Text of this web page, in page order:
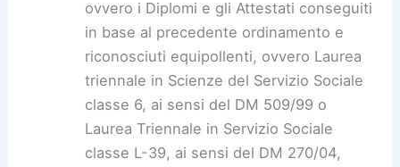
ovvero i Diplomi e gli Attestati conseguiti
in base al precedente ordinamento e
riconosciuti equipollenti, ovvero Laurea
triennale in Scienze del Servizio Sociale
classe 6, ai sensi del DM 509/99 o
Laurea Triennale in Servizio Sociale
classe L-39, ai sensi del DM 270/04,